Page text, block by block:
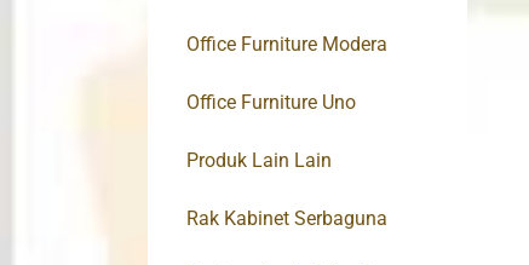
Office Furniture Modera
Office Furniture Uno
Produk Lain Lain
Rak Kabinet Serbaguna